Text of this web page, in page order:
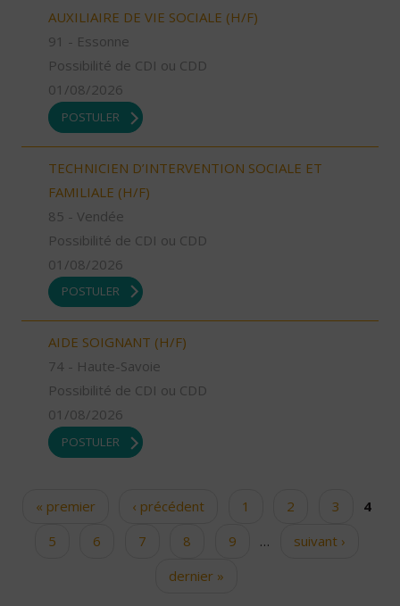
AUXILIAIRE DE VIE SOCIALE (H/F)
91 - Essonne
Possibilité de CDI ou CDD
01/08/2026
POSTULER
TECHNICIEN D’INTERVENTION SOCIALE ET
FAMILIALE (H/F)
85 - Vendée
Possibilité de CDI ou CDD
01/08/2026
POSTULER
AIDE SOIGNANT (H/F)
74 - Haute-Savoie
Possibilité de CDI ou CDD
01/08/2026
POSTULER
Pages« premier ‹ précédent 1 2 3
4
5
6 7 8 9 …
suivant ›
dernier »